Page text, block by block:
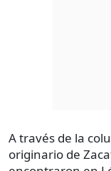
A través de la
originario de